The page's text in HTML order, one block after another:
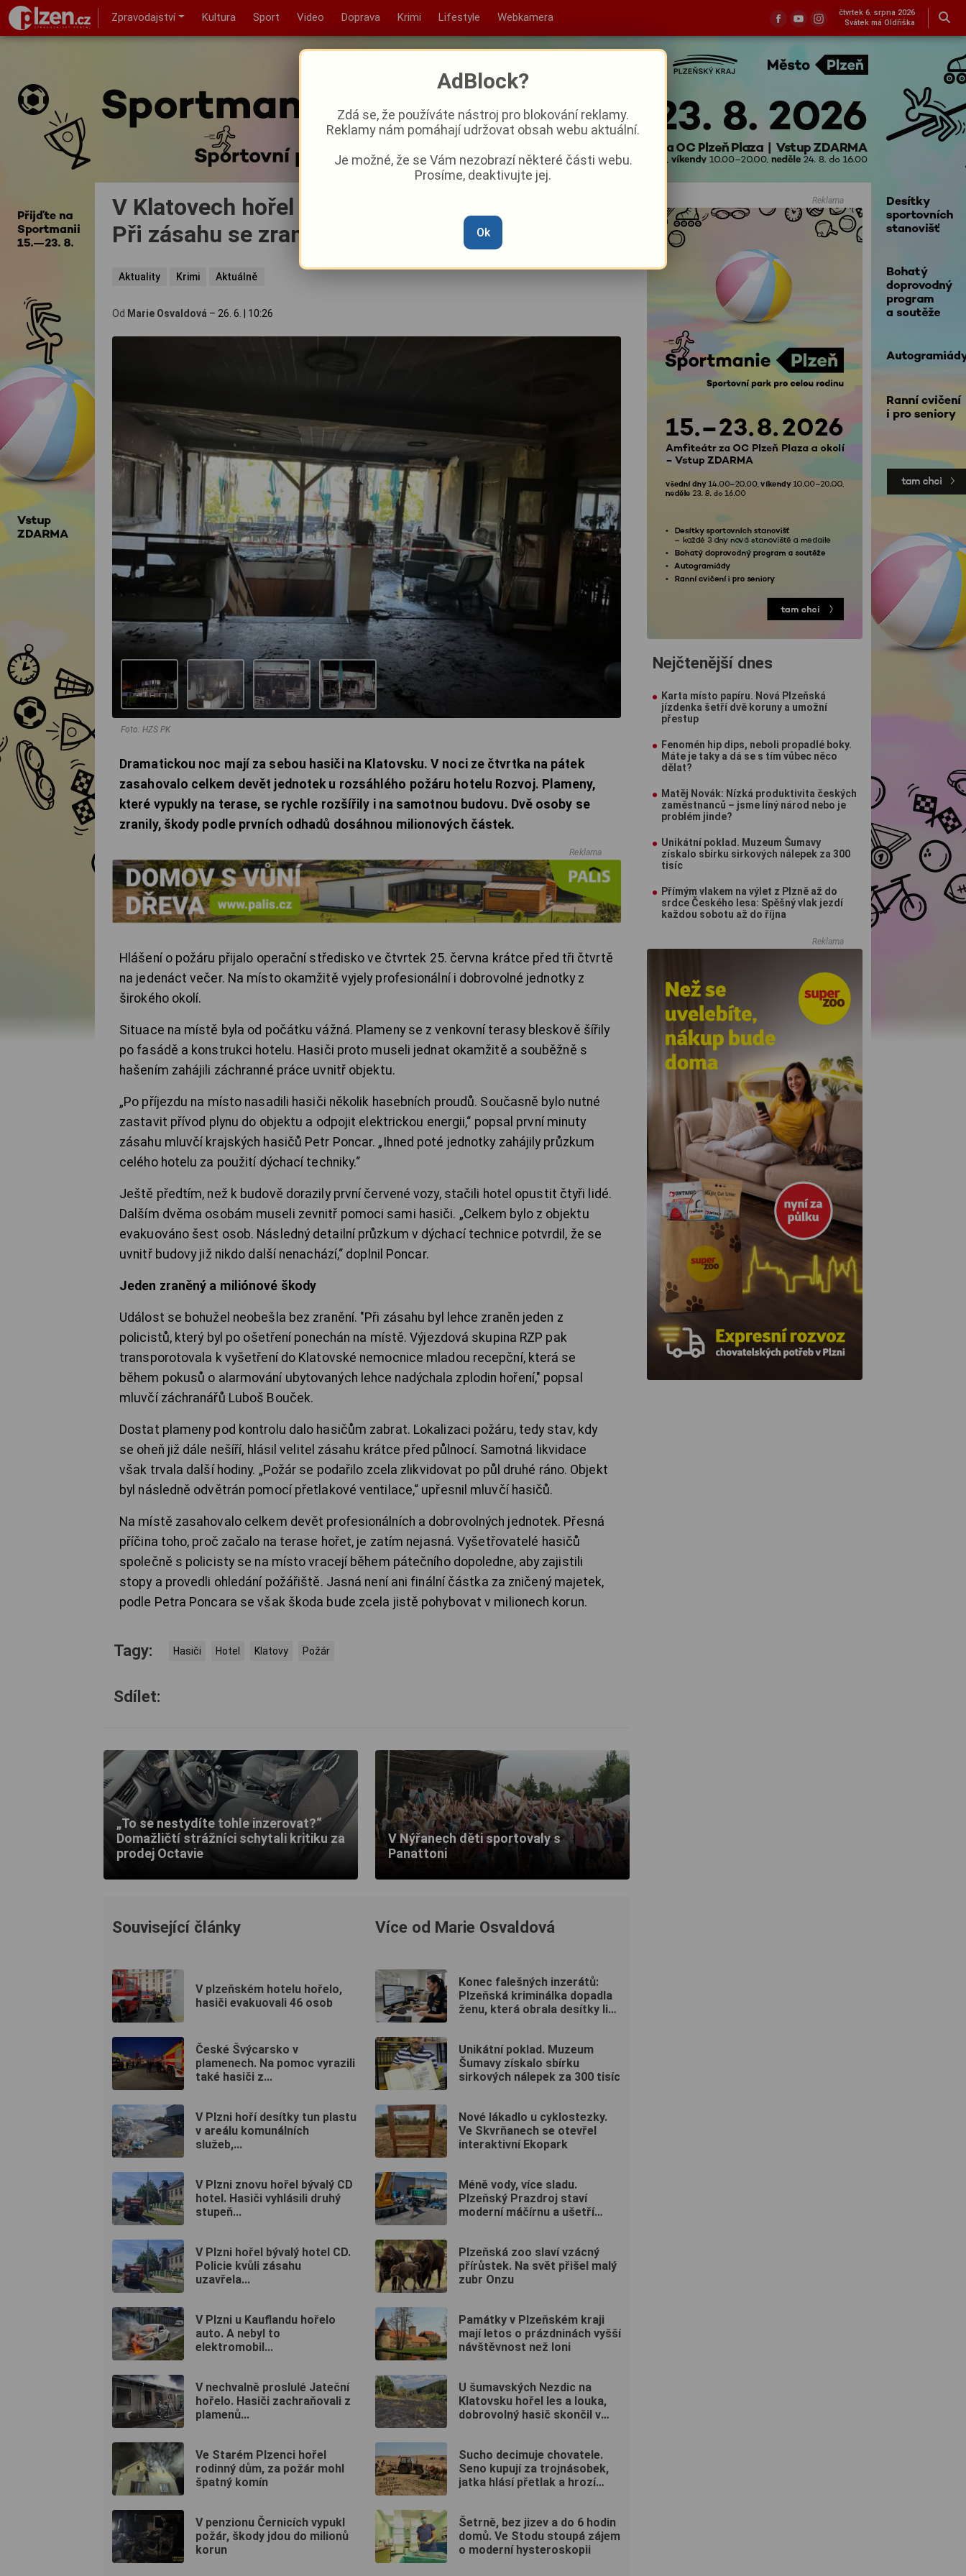
Zpravodajství Kultura Sport Video Doprava Krimi Lifestyle Webkamera
čtvrtek 6. srpna 2026
Svátek má Oldřiška
V Klatovech hořel hotel, škoda půjde do milionů.
Při zásahu se zranili recepční i policista
Aktuality Krimi Aktuálně
Od Marie Osvaldová – 26. 6. 10:26
Foto: HZS PK
Dramatickou noc mají za sebou hasiči na Klatovsku. V noci ze čtvrtka na pátek
zasahovalo celkem devět jednotek u rozsáhlého požáru hotelu Rozvoj. Plameny,
které vypukly na terase, se rychle rozšířily i na samotnou budovu. Dvě osoby se
zranily, škody podle prvních odhadů dosáhnou milionových částek.
Reklama
Hlášení o požáru přijalo operační středisko ve čtvrtek 25. června krátce před tři čtvrtě
na jedenáct večer. Na místo okamžitě vyjely profesionální i dobrovolné jednotky z
širokého okolí.
Situace na místě byla od počátku vážná. Plameny se z venkovní terasy bleskově šířily
po fasádě a konstrukci hotelu. Hasiči proto museli jednat okamžitě a souběžně s
hašením zahájili záchranné práce uvnitř objektu.
„Po příjezdu na místo nasadili hasiči několik hasebních proudů. Současně bylo nutné
zastavit přívod plynu do objektu a odpojit elektrickou energii,“ popsal první minuty
zásahu mluvčí krajských hasičů Petr Poncar. „Ihned poté jednotky zahájily průzkum
celého hotelu za použití dýchací techniky.“
Ještě předtím, než k budově dorazily první červené vozy, stačili hotel opustit čtyři lidé.
Dalším dvěma osobám museli zevnitř pomoci sami hasiči. „Celkem bylo z objektu
evakuováno šest osob. Následný detailní průzkum v dýchací technice potvrdil, že se
uvnitř budovy již nikdo další nenachází,“ doplnil Poncar.
Jeden zraněný a miliónové škody
Událost se bohužel neobešla bez zranění. "Při zásahu byl lehce zraněn jeden z
policistů, který byl po ošetření ponechán na místě. Výjezdová skupina RZP pak
transporotovala k vyšetření do Klatovské nemocnice mladou recepční, která se
během pokusů o alarmování ubytovaných lehce nadýchala zplodin hoření," popsal
mluvčí záchranářů Luboš Bouček.
Dostat plameny pod kontrolu dalo hasičům zabrat. Lokalizaci požáru, tedy stav, kdy
se oheň již dále nešíří, hlásil velitel zásahu krátce před půlnocí. Samotná likvidace
však trvala další hodiny. „Požár se podařilo zcela zlikvidovat po půl druhé ráno. Objekt
byl následně odvětrán pomocí přetlakové ventilace,“ upřesnil mluvčí hasičů.
Na místě zasahovalo celkem devět profesionálních a dobrovolných jednotek. Přesná
příčina toho, proč začalo na terase hořet, je zatím nejasná. Vyšetřovatelé hasičů
společně s policisty se na místo vracejí během pátečního dopoledne, aby zajistili
stopy a provedli ohledání požářiště. Jasná není ani finální částka za zničený majetek,
podle Petra Poncara se však škoda bude zcela jistě pohybovat v milionech korun.
Tagy: Hasiči Hotel Klatovy Požár
Sdílet:
„To se nestydíte tohle inzerovat?“
Domažličtí strážníci schytali kritiku za
prodej Octavie
V Nýřanech děti sportovaly s
Panattoni
Související články
V plzeňském hotelu hořelo,
hasiči evakuovali 46 osob
České Švýcarsko v
plamenech. Na pomoc vyrazili
také hasiči z...
V Plzni hoří desítky tun plastu
v areálu komunálních
služeb,...
V Plzni znovu hořel bývalý CD
hotel. Hasiči vyhlásili druhý
stupeň...
V Plzni hořel bývalý hotel CD.
Policie kvůli zásahu
uzavřela...
V Plzni u Kauflandu hořelo
auto. A nebyl to
elektromobil...
V nechvalně proslulé Jateční
hořelo. Hasiči zachraňovali z
plamenů...
Ve Starém Plzenci hořel
rodinný dům, za požár mohl
špatný komín
V penzionu Černicích vypukl
požár, škody jdou do milionů
korun
Více od Marie Osvaldová
Konec falešných inzerátů:
Plzeňská kriminálka dopadla
ženu, která obrala desítky lidí
Unikátní poklad. Muzeum
Šumavy získalo sbírku
sirkových nálepek za 300 tisíc
Nové lákadlo u cyklostezky.
Ve Skvrňanech se otevřel
interaktivní Ekopark
Méně vody, více sladu.
Plzeňský Prazdroj staví
moderní máčírnu a ušetří
Plzeňská zoo slaví vzácný
přírůstek. Na svět přišel malý
zubr Onzu
Památky v Plzeňském kraji
mají letos o prázdninách vyšší
návštěvnost než loni
U šumavských Nezdic na
Klatovsku hořel les a louka,
dobrovolný hasič skončil v
Sucho decimuje chovatele.
Seno kupují za trojnásobek,
jatka hlásí přetlak a hrozí
Šetrně, bez jizev a do 6 hodin
domů. Ve Stodu stoupá zájem
o moderní hysteroskopii
Reklama
Nejčtenější dnes
Karta místo papíru. Nová Plzeňská
jízdenka šetří dvě koruny a umožní
přestup
Fenomén hip dips, neboli propadlé boky.
Máte je taky a dá se s tím vůbec něco
dělat?
Matěj Novák: Nízká produktivita českých
zaměstnanců – jsme líný národ nebo je
problém jinde?
Unikátní poklad. Muzeum Šumavy
získalo sbírku sirkových nálepek za 300
tisíc
Přímým vlakem na výlet z Plzně až do
srdce Českého lesa: Spěšný vlak jezdí
každou sobotu až do října
Reklama
AdBlock?
Zdá se, že používáte nástroj pro blokování reklamy.
Reklamy nám pomáhají udržovat obsah webu aktuální.
Je možné, že se Vám nezobrazí některé části webu.
Prosíme, deaktivujte jej.
Ok